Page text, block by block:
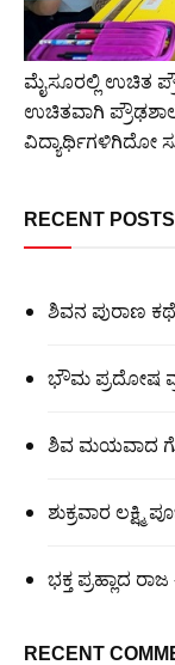
ಮೈಸೂರಲ್ಲಿ ಉಚಿತ
ಉಚಿತವಾಗಿ
ವಿದ್ಯಾರ್ಥಿಗಳಿಗಿದೋ
RECENT POSTS
ಶಿವನ ಪುರಾಣ
ಭೌಮ ಪ್ರದೋಷ
ಶಿವ ಮಯವಾದ
ಶುಕ್ರವಾರ ಲಕ್ಷ್ಮಿ
ಭಕ್ತ ಪ್ರಹ್ಲಾದ
RECENT